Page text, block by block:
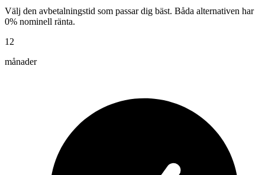
Välj den avbetalningstid som passar dig bäst. Båda alternativen har
0% nominell ränta.
12
månader